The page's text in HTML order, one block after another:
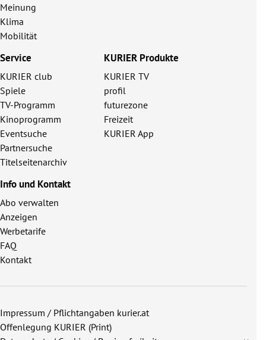
Meinung
Klima
Mobilität
Service
KURIER club
Spiele
TV-Programm
Kinoprogramm
Eventsuche
Partnersuche
Titelseitenarchiv
KURIER Produkte
KURIER TV
profil
futurezone
Freizeit
KURIER App
Info und Kontakt
Abo verwalten
Anzeigen
Werbetarife
FAQ
Kontakt
Impressum / Pflichtangaben kurier.at
Offenlegung KURIER (Print)